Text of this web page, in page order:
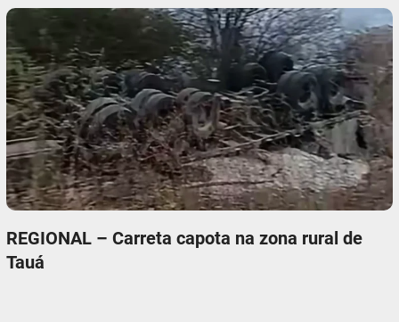
REGIONAL – Carreta capota na zona rural de
Tauá